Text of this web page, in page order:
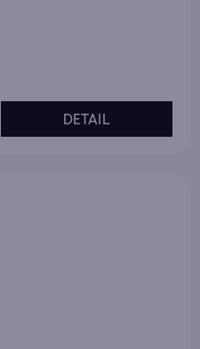
DETAIL